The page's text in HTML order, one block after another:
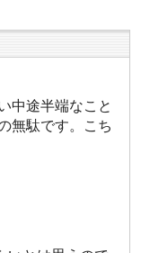
中途半端なこと
無駄です。こち